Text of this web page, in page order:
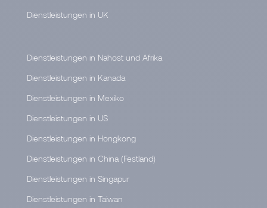
Dienstleistungen in UK
Dienstleistungen in Nahost und Afrika
Dienstleistungen in Kanada
Dienstleistungen in Mexiko
Dienstleistungen in US
Dienstleistungen in Hongkong
Dienstleistungen in China (Festland)
Dienstleistungen in Singapur
Dienstleistungen in Taiwan